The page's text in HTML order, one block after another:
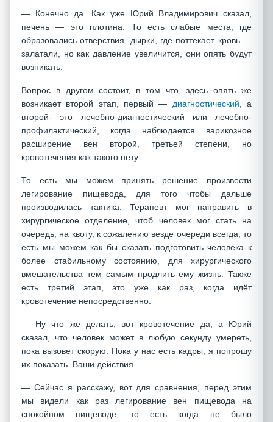
— Конечно да. Как уже Юрий Владимирович сказал,
печень — это плотина. То есть слабые места, где
образовались отверствия, дырки, где поттекает кровь —
залатали, но как давление увеличится, они опять будут
возникать.
Вопрос в другом состоит, в том что, здесь опять же
возникает второй этап, первый — диагностический , а
второй- это лечебно-диагностический или лечебно-
профилактический, когда наблюдается варикозное
расширение вен второй, третьей степени, но
кровотечения как такого нету.
То есть мы можем принять решение произвести
легирование пищевода, для того чтобы дальше
производилась тактика. Терапевт мог направить в
хирургическое отделение, чтоб человек мог стать на
очередь, на квоту, к сожалению везде очереди всегда, то
есть мы можем как бы сказать подготовить человека к
более стабильному состоянию, для хирургического
вмешательства тем самым продлить ему жизнь. Также
есть третий этап, это уже как раз, когда идёт
кровотечение непосредственно.
— Ну что же делать, вот кровотечение да, а Юрий
сказал, что человек может в любую секунду умереть,
пока вызовет скорую. Пока у нас есть кадры, я попрошу
их показать. Ваши действия.
— Сейчас я расскажу, вот для сравнения, перед этим
мы видели как раз легирование вен пищевода на
спокойном пищеводе, то есть когда не было